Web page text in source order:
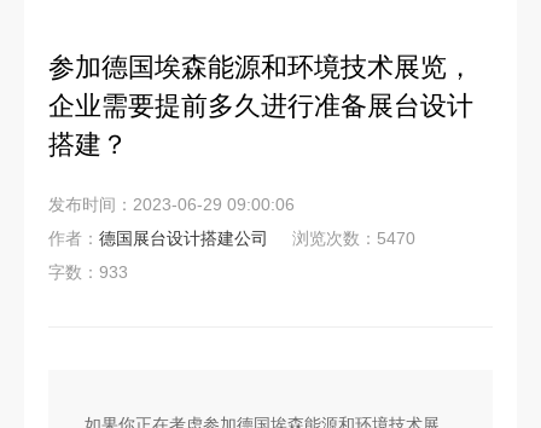
参加德国埃森能源和环境技术展览，
企业需要提前多久进行准备展台设计
搭建？
发布时间：2023-06-29 09:00:06
作者： 德国展台设计搭建公司
浏览次数：5470
字数：933